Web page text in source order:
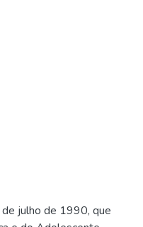
julho de 1990, que